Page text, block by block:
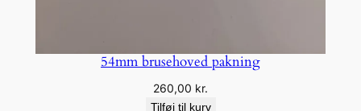
54mm brusehoved pakning
260,00 kr.
Tilføj til kurv